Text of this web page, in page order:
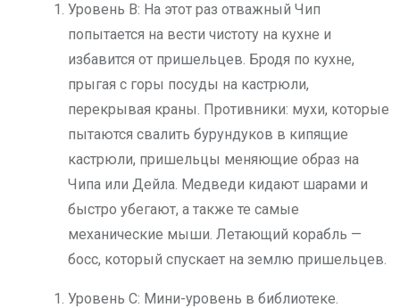
Уровень B: На этот раз отважный Чип
попытается на вести чистоту на кухне и
избавится от пришельцев. Бродя по кухне,
прыгая с горы посуды на кастрюли,
перекрывая краны. Противники: мухи, которые
пытаются свалить бурундуков в кипящие
кастрюли, пришельцы меняющие образ на
Чипа или Дейла. Медведи кидают шарами и
быстро убегают, а также те самые
механические мыши. Летающий корабль —
босс, который спускает на землю пришельцев.
Уровень C: Мини-уровень в библиотеке.